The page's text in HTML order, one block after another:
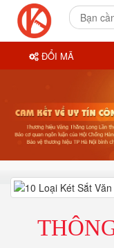
ĐỔI MÃ